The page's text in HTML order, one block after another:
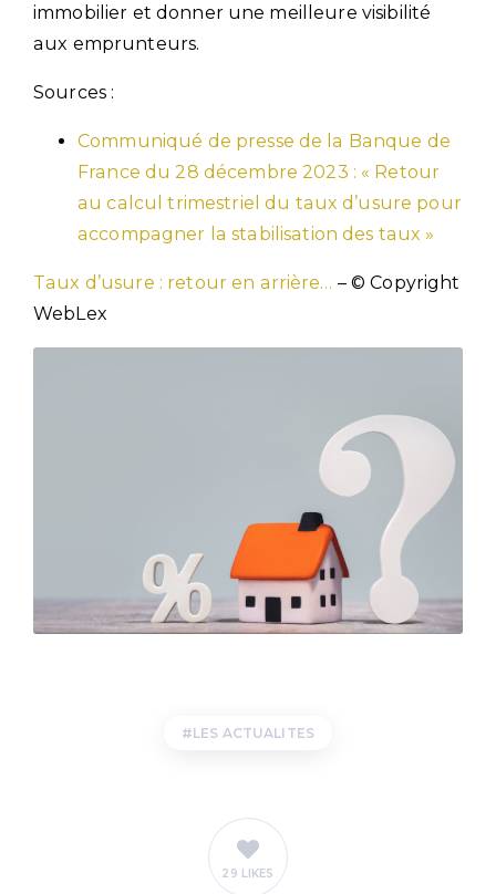
immobilier et donner une meilleure visibilité
aux emprunteurs.
Sources :
Communiqué de presse de la Banque de
France du 28 décembre 2023 : « Retour
au calcul trimestriel du taux d’usure pour
accompagner la stabilisation des taux »
Taux d’usure : retour en arrière… – © Copyright
WebLex
LES ACTUALITES
29 LIKES